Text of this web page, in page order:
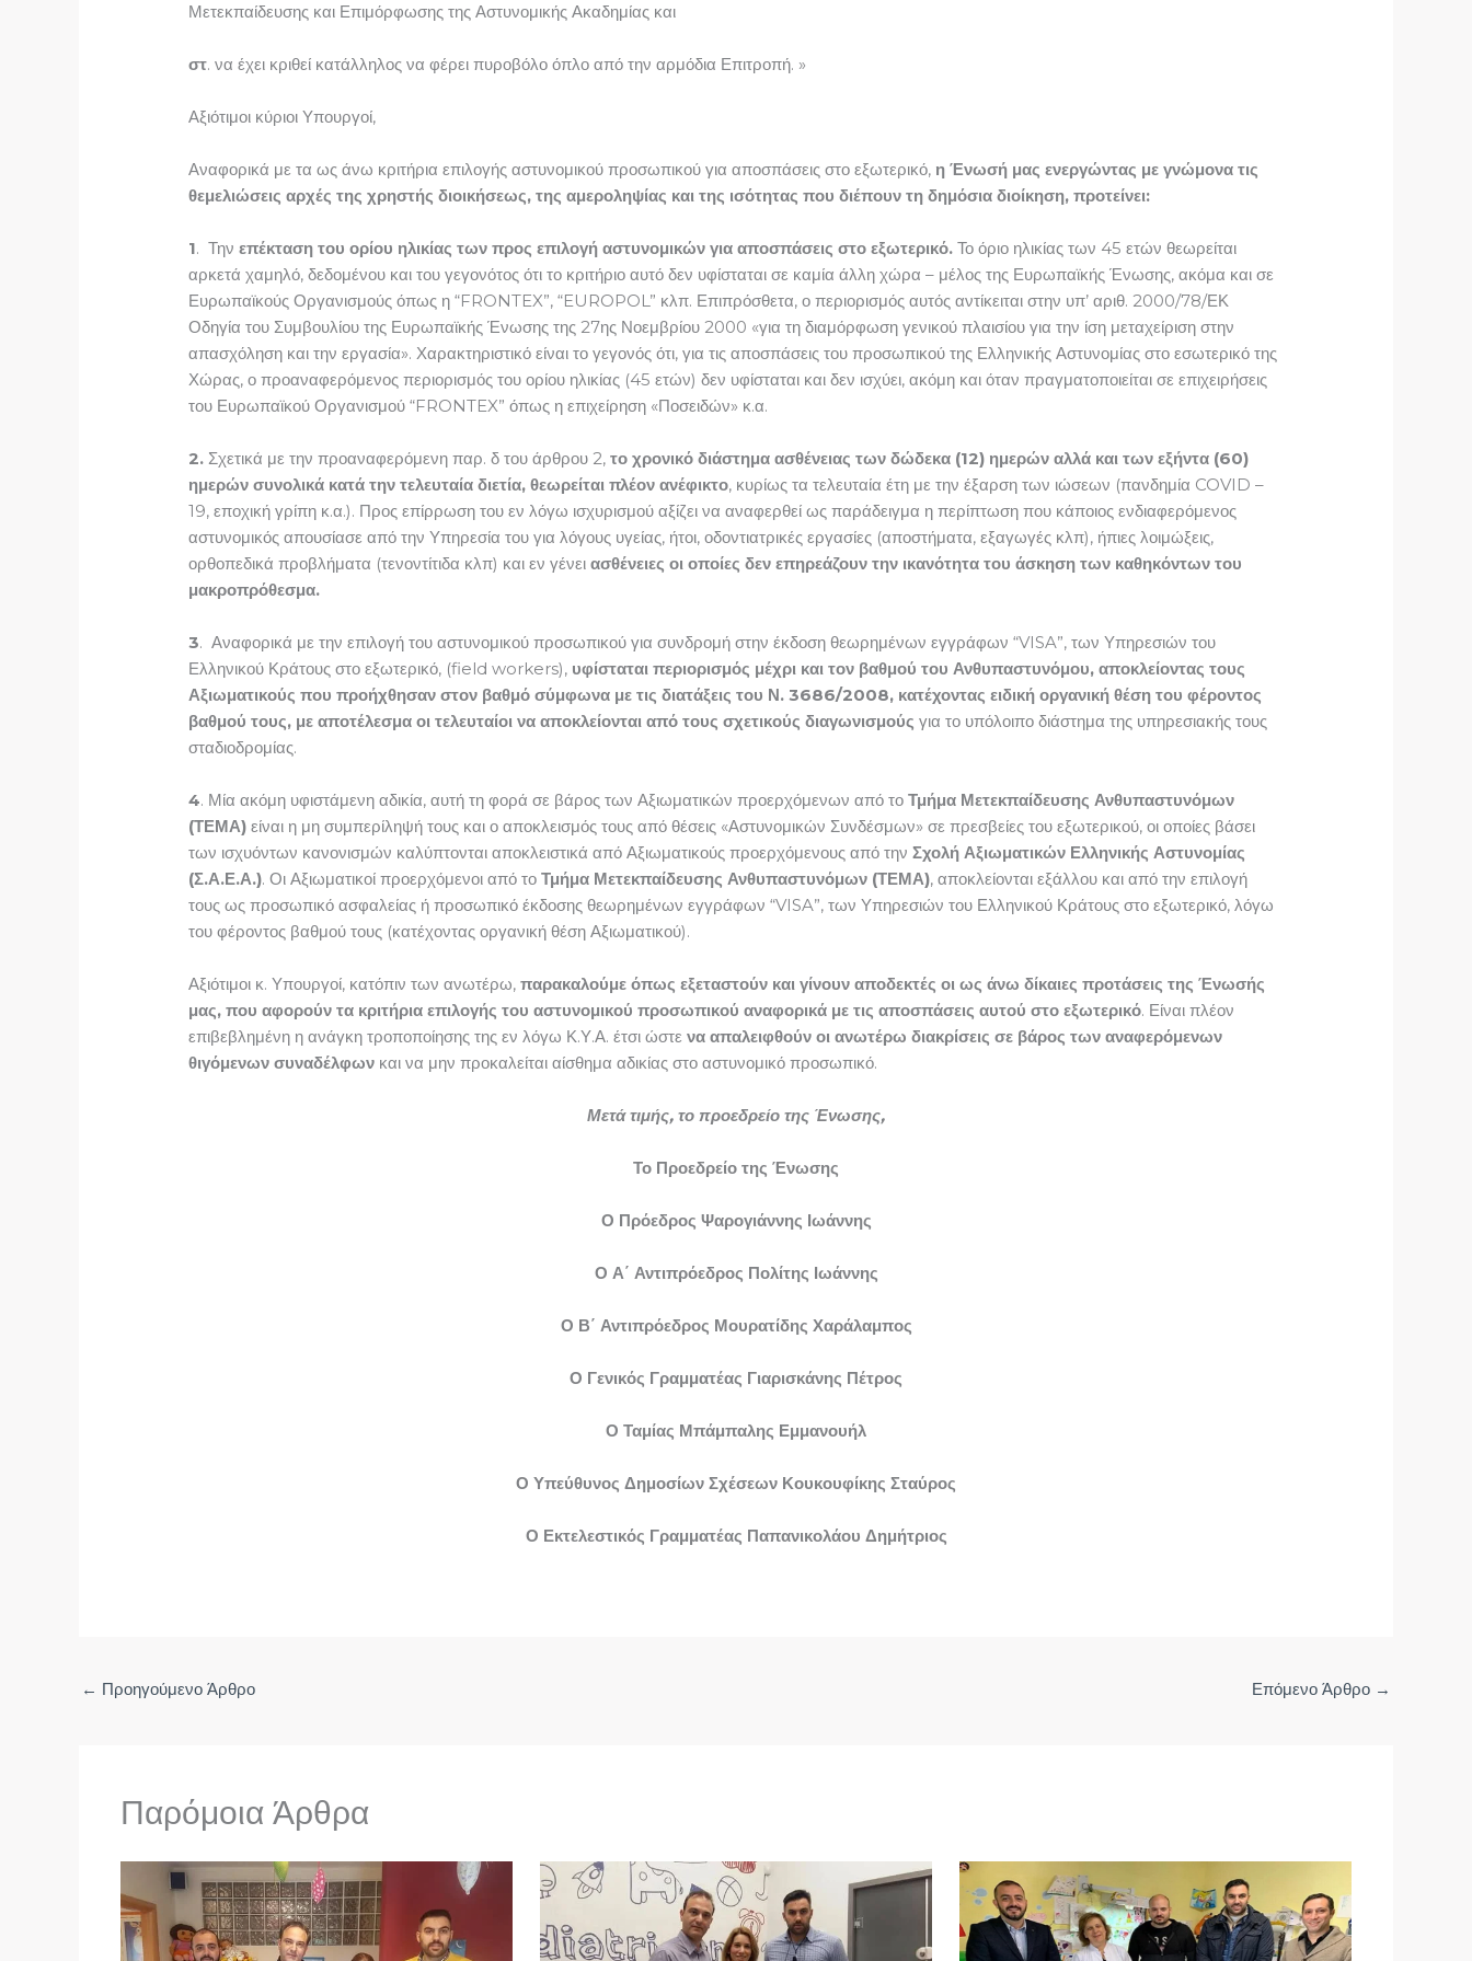
Μετεκπαίδευσης και Επιμόρφωσης της Αστυνομικής Ακαδημίας και
στ. να έχει κριθεί κατάλληλος να φέρει πυροβόλο όπλο από την αρμόδια Επιτροπή. »
Αξιότιμοι κύριοι Υπουργοί,
Αναφορικά με τα ως άνω κριτήρια επιλογής αστυνομικού προσωπικού για αποσπάσεις στο εξωτερικό, η Ένωσή μας ενεργώντας με γνώμονα τις
θεμελιώσεις αρχές της χρηστής διοικήσεως, της αμεροληψίας και της ισότητας που διέπουν τη δημόσια διοίκηση,προτείνει:
1. Τηνεπέκταση του ορίου ηλικίας των προς επιλογή αστυνομικών για αποσπάσεις στο εξωτερικό. Το όριο ηλικίας των 45 ετών θεωρείται
αρκετά χαμηλό, δεδομένου και του γεγονότος ότι το κριτήριο αυτό δεν υφίσταται σε καμία άλλη χώρα – μέλος της Ευρωπαϊκής Ένωσης, ακόμα και σε
Ευρωπαϊκούς Οργανισμούς όπως η “FRONTEX”, “EUROPOL” κλπ. Επιπρόσθετα, ο περιορισμός αυτός αντίκειται στην υπ’ αριθ. 2000/78/ΕΚ
Οδηγία του Συμβουλίου της Ευρωπαϊκής Ένωσης της 27ης Νοεμβρίου 2000 «για τη διαμόρφωση γενικού πλαισίου για την ίση μεταχείριση στην
απασχόληση και την εργασία». Χαρακτηριστικό είναι το γεγονός ότι, για τις αποσπάσεις του προσωπικού της Ελληνικής Αστυνομίας στο εσωτερικό της
Χώρας, ο προαναφερόμενος περιορισμός του ορίου ηλικίας (45 ετών) δεν υφίσταται και δεν ισχύει, ακόμη και όταν πραγματοποιείται σε επιχειρήσεις
του Ευρωπαϊκού Οργανισμού “FRONTEX” όπως η επιχείρηση «Ποσειδών» κ.α.
2. Σχετικά με την προαναφερόμενη παρ. δ του άρθρου 2, το χρονικό διάστημα ασθένειας των δώδεκα (12) ημερών αλλά και των εξήντα (60)
ημερών συνολικά κατά την τελευταία διετία, θεωρείται πλέον ανέφικτο, κυρίως τα τελευταία έτη με την έξαρση των ιώσεων (πανδημία COVID –
19, εποχική γρίπη κ.α.). Προς επίρρωση του εν λόγω ισχυρισμού αξίζει να αναφερθεί ως παράδειγμα η περίπτωση που κάποιος ενδιαφερόμενος
αστυνομικός απουσίασε από την Υπηρεσία του για λόγους υγείας, ήτοι, οδοντιατρικές εργασίες (αποστήματα, εξαγωγές κλπ), ήπιες λοιμώξεις,
ορθοπεδικά προβλήματα (τενοντίτιδα κλπ) και εν γένειασθένειες οι οποίες δεν επηρεάζουν την ικανότητα του άσκηση των καθηκόντων του
μακροπρόθεσμα.
3. Αναφορικά με την επιλογή του αστυνομικού προσωπικού για συνδρομή στην έκδοση θεωρημένων εγγράφων “VISA”, των Υπηρεσιών του
Ελληνικού Κράτους στο εξωτερικό, (field workers), υφίσταται περιορισμός μέχρι και τον βαθμού του Ανθυπαστυνόμου, αποκλείοντας τους
Αξιωματικούς που προήχθησαν στον βαθμό σύμφωνα με τις διατάξεις του Ν. 3686/2008, κατέχοντας ειδική οργανική θέση του φέροντος
βαθμού τους, με αποτέλεσμα οι τελευταίοι να αποκλείονται από τους σχετικούς διαγωνισμούς για το υπόλοιπο διάστημα της υπηρεσιακής τους
σταδιοδρομίας.
4. Μία ακόμη υφιστάμενη αδικία, αυτή τη φορά σε βάρος των Αξιωματικών προερχόμενων από τοΤμήμα Μετεκπαίδευσης Ανθυπαστυνόμων
(ΤΕΜΑ) είναι η μη συμπερίληψή τους και ο αποκλεισμός τους από θέσεις «Αστυνομικών Συνδέσμων» σε πρεσβείες του εξωτερικού, οι οποίες βάσει
των ισχυόντων κανονισμών καλύπτονται αποκλειστικά από Αξιωματικούς προερχόμενους από τηνΣχολή Αξιωματικών Ελληνικής Αστυνομίας
(Σ.Α.Ε.Α.). Οι Αξιωματικοί προερχόμενοι από τοΤμήμα Μετεκπαίδευσης Ανθυπαστυνόμων (ΤΕΜΑ), αποκλείονται εξάλλου και από την επιλογή
τους ως προσωπικό ασφαλείας ή προσωπικό έκδοσης θεωρημένων εγγράφων “VISA”, των Υπηρεσιών του Ελληνικού Κράτους στο εξωτερικό, λόγω
του φέροντος βαθμού τους (κατέχοντας οργανική θέση Αξιωματικού).
Αξιότιμοι κ. Υπουργοί, κατόπιν των ανωτέρω,παρακαλούμε όπως εξεταστούν και γίνουν αποδεκτές οι ως άνω δίκαιες προτάσεις της Ένωσής
μας, που αφορούν τα κριτήρια επιλογής του αστυνομικού προσωπικού αναφορικά με τις αποσπάσεις αυτού στο εξωτερικό. Είναι πλέον
επιβεβλημένη η ανάγκη τροποποίησης της εν λόγω Κ.Υ.Α. έτσι ώστενα απαλειφθούν οι ανωτέρω διακρίσεις σε βάρος των αναφερόμενων
θιγόμενων συναδέλφων και να μην προκαλείται αίσθημα αδικίας στο αστυνομικό προσωπικό.
Μετά τιμής, το προεδρείο της Ένωσης,
Το Προεδρείο της Ένωσης
Ο Πρόεδρος Ψαρογιάννης Ιωάννης
Ο Α΄ Αντιπρόεδρος Πολίτης Ιωάννης
Ο Β΄ Αντιπρόεδρος Μουρατίδης Χαράλαμπος
Ο Γενικός Γραμματέας Γιαρισκάνης Πέτρος
Ο Ταμίας Μπάμπαλης Εμμανουήλ
Ο Υπεύθυνος Δημοσίων Σχέσεων Κουκουφίκης Σταύρος
Ο Εκτελεστικός Γραμματέας Παπανικολάου Δημήτριος
← Προηγούμενο Άρθρο Επόμενο Άρθρο →
Παρόμοια Άρθρα